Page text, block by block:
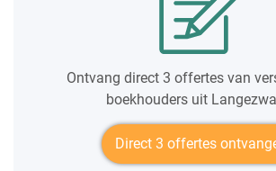
Ontvang direct 3 offertes van
boekhouders uit
Direct 3 offertes